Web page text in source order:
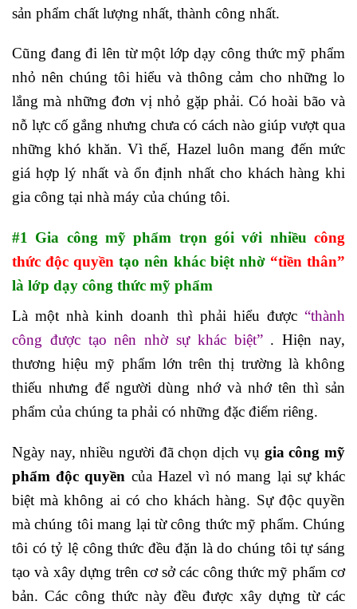
sản phẩm chất lượng nhất, thành công nhất.
Cũng đang đi lên từ một lớp dạy công thức mỹ phẩm
nhỏ nên chúng tôi hiểu và thông cảm cho những lo
lắng mà những đơn vị nhỏ gặp phải. Có hoài bão và
nỗ lực cố gắng nhưng chưa có cách nào giúp vượt qua
những khó khăn. Vì thế, Hazel luôn mang đến mức
giá hợp lý nhất và ổn định nhất cho khách hàng khi
gia công tại nhà máy của chúng tôi.
#1 Gia công mỹ phẩm trọn gói với nhiều công
thức độc quyền tạo nên khác biệt nhờ “tiền thân”
là lớp dạy công thức mỹ phẩm
Là một nhà kinh doanh thì phải hiểu được “thành
công được tạo nên nhờ sự khác biệt”. Hiện nay,
thương hiệu mỹ phẩm lớn trên thị trường là không
thiếu nhưng để người dùng nhớ và nhớ tên thì sản
phẩm của chúng ta phải có những đặc điểm riêng.
Ngày nay, nhiều người đã chọn dịch vụ gia công mỹ
phẩm độc quyền của Hazel vì nó mang lại sự khác
biệt mà không ai có cho khách hàng. Sự độc quyền
mà chúng tôi mang lại từ công thức mỹ phẩm. Chúng
tôi có tỷ lệ công thức đều đặn là do chúng tôi tự sáng
tạo và xây dựng trên cơ sở các công thức mỹ phẩm cơ
bản. Các công thức này đều được xây dựng từ các